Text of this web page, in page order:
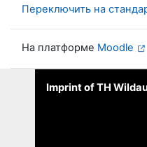
Переключить на
На платформе Moodle
Imprint of TH